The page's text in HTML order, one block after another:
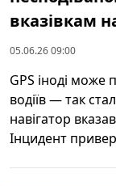
вказівкам
05.06.26 09:00
GPS іноді може
водіїв — так
навігатор
Інцидент